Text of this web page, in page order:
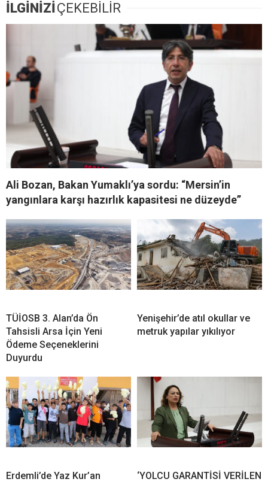
İLGİNİZİÇEKEBİLİR
Ali Bozan, Bakan Yumaklı’ya sordu: “Mersin’in
yangınlara karşı hazırlık kapasitesi ne düzeyde”
TÜİOSB 3. Alan’da Ön
Tahsisli Arsa İçin Yeni
Ödeme Seçeneklerini
Duyurdu
Yenişehir’de atıl okullar ve
metruk yapılar yıkılıyor
Erdemli’de Yaz Kur’an
‘YOLCU GARANTİSİ VERİLEN